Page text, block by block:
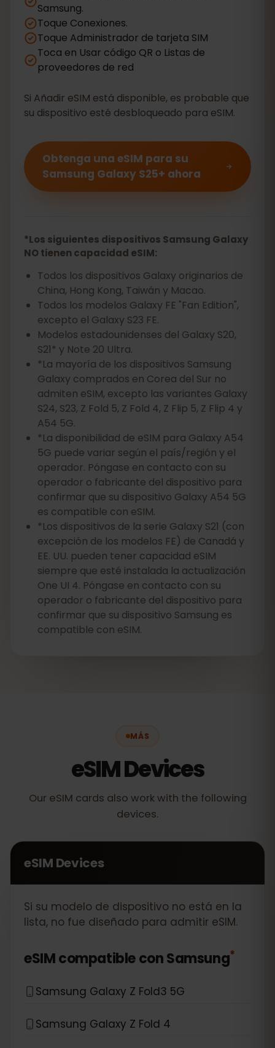
Samsung.
Toque Conexiones.
Toque Administrador de tarjeta SIM
Toca en Usar código QR o Listas de
proveedores de red
Si Añadir eSIM está disponible, es probable que
su dispositivo esté desbloqueado para eSIM.
Obtenga una eSIM para su
Samsung Galaxy S25+ ahora
*Los siguientes dispositivos Samsung Galaxy
NO tienen capacidad eSIM:
Todos los dispositivos Galaxy originarios de
China, Hong Kong, Taiwán y Macao.
Todos los modelos Galaxy FE "Fan Edition",
excepto el Galaxy S23 FE.
Modelos estadounidenses del Galaxy S20,
S21* y Note 20 Ultra.
*La mayoría de los dispositivos Samsung
Galaxy comprados en Corea del Sur no
admiten eSIM, excepto las variantes Galaxy
S24, S23, Z Fold 5, Z Fold 4, Z Flip 5, Z Flip 4 y
A54 5G.
*La disponibilidad de eSIM para Galaxy A54
5G puede variar según el país/región y el
operador. Póngase en contacto con su
operador o fabricante del dispositivo para
confirmar que su dispositivo Galaxy A54 5G
es compatible con eSIM.
*Los dispositivos de la serie Galaxy S21 (con
excepción de los modelos FE) de Canadá y
EE. UU. pueden tener capacidad eSIM
siempre que esté instalada la actualización
One UI 4. Póngase en contacto con su
operador o fabricante del dispositivo para
confirmar que su dispositivo Samsung es
compatible con eSIM.
MÁS
eSIM Devices
Our eSIM cards also work with the following
devices.
eSIM Devices
Si su modelo de dispositivo no está en la
lista, no fue diseñado para admitir eSIM.
eSIM compatible conSamsung*
Samsung Galaxy Z Fold3 5G
Samsung Galaxy Z Fold 4